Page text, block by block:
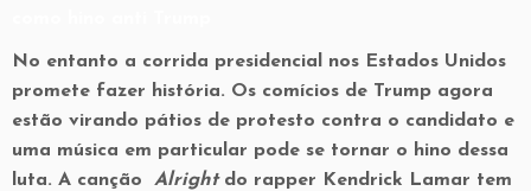
No entanto a corrida presidencial nos Estados Unidos
promete fazer história. Os comícios de Trump agora
estão virando pátios de protesto contra o candidato e
uma música em particular pode se tornar o hino dessa
luta. A canção Alrightdo rapper Kendrick Lamar tem